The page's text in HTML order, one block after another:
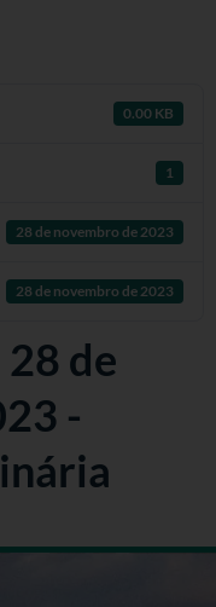
0.00 KB
1
28 de novembro de 2023
28 de novembro de 2023
de
-